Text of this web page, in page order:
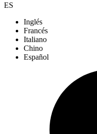
ES
Inglés
Francés
Italiano
Chino
Español